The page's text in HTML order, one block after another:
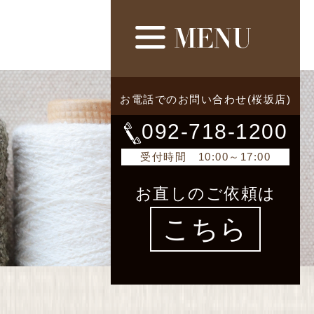
お電話でのお問い合わせ(桜坂店)
092-718-1200
受付時間 10:00～17:00
お直しのご依頼は
こちら